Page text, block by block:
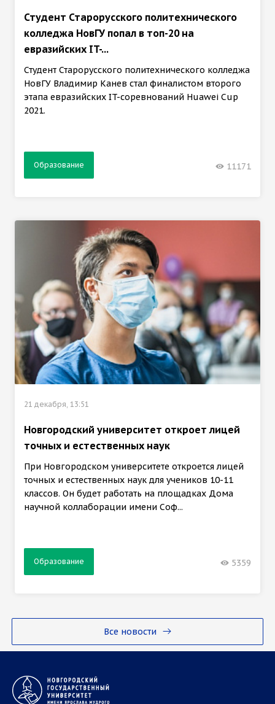
Все новости
Студент Старорусского политехнического
колледжа НовГУ попал в топ-20 на
евразийских IT-...
Студент Старорусского политехнического колледжа
НовГУ Владимир Канев стал финалистом второго
этапа евразийских IT-соревнований Huawei Cup
2021.
Образование 11171
21 декабря, 13:51
Новгородский университет откроет лицей
точных и естественных наук
При Новгородском университете откроется лицей
точных и естественных наук для учеников 10-11
классов. Он будет работать на площадках Дома
научной коллаборации имени Соф...
Образование 5359